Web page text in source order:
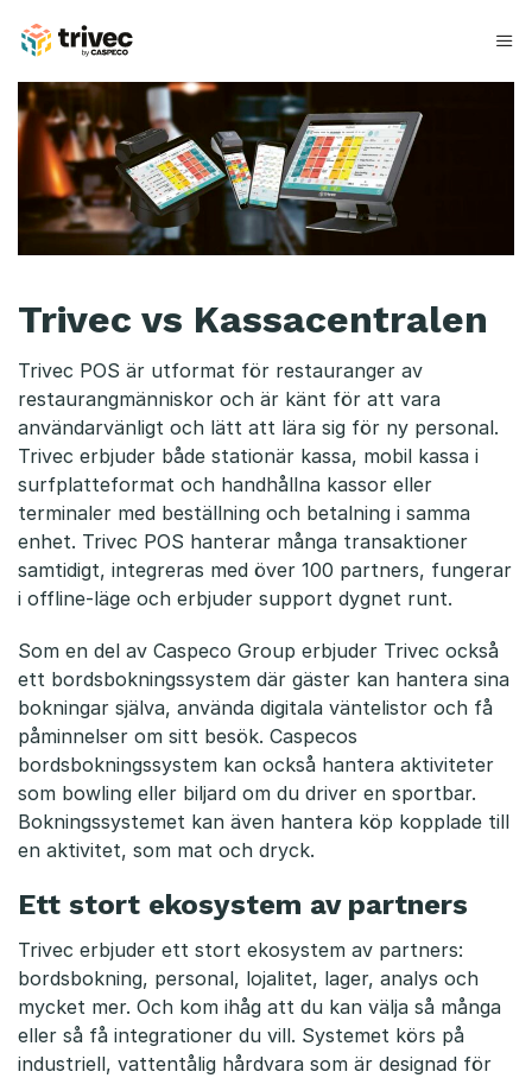
innehåll
T
r
i
v
c
v
s
K
a
s
s
a
c
e
n
t
r
a
l
e
n
Trivec vs Kassacentralen
Trivec POS är utformat för restauranger av
restaurangmänniskor och är känt för att vara
användarvänligt och lätt att lära sig för ny personal.
Trivec erbjuder både stationär kassa, mobil kassa i
surfplatteformat och handhållna kassor eller
terminaler med beställning och betalning i samma
enhet. Trivec POS hanterar många transaktioner
samtidigt, integreras med över 100 partners, fungerar
i offline-läge och erbjuder support dygnet runt.
Som en del av Caspeco Group erbjuder Trivec också
ett bordsbokningssystem där gäster kan hantera sina
bokningar själva, använda digitala väntelistor och få
påminnelser om sitt besök. Caspecos
bordsbokningssystem kan också hantera aktiviteter
som bowling eller biljard om du driver en sportbar.
Bokningssystemet kan även hantera köp kopplade till
en aktivitet, som mat och dryck.
Ett stort ekosystem av partners
Trivec erbjuder ett stort ekosystem av partners:
bordsbokning, personal, lojalitet, lager, analys och
mycket mer. Och kom ihåg att du kan välja så många
eller så få integrationer du vill. Systemet körs på
industriell, vattentålig hårdvara som är designad för